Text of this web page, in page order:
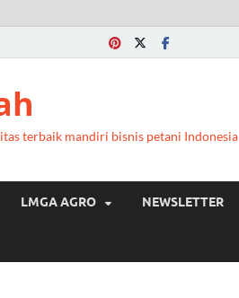
terbaik mandiri bisnis petani Indonesia
LMGA AGRO NEWSLETTER